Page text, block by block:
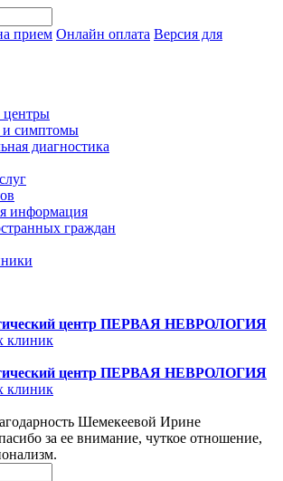
прием Онлайн оплата Версия для
центры
и симптомы
диагностика
информация
граждан
центр ПЕРВАЯ НЕВРОЛОГИЯ
клиник
центр ПЕРВАЯ НЕВРОЛОГИЯ
клиник
Шемекеевой Ирине
за ее внимание, чуткое отношение,